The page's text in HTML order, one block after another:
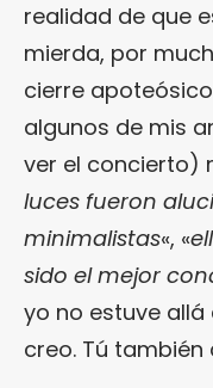
realidad de que
mierda, por
cierre
algunos de mis
ver el concierto)
luces fueron
minimalistas«, «
sido el mejor
yo no estuve
creo. Tú también